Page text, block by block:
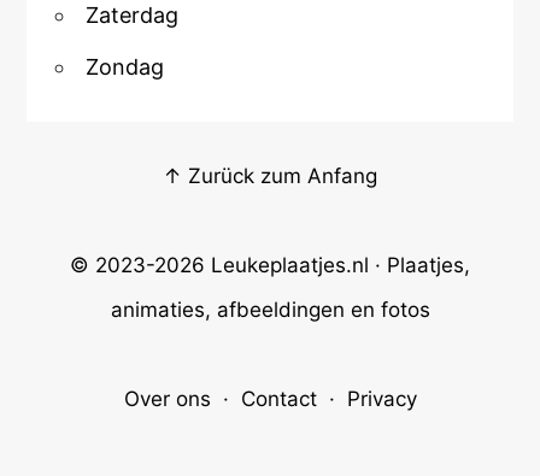
Zaterdag
Zondag
↑ Zurück zum Anfang
© 2023-2026 Leukeplaatjes.nl · Plaatjes,
animaties, afbeeldingen en fotos
Over ons · Contact· Privacy